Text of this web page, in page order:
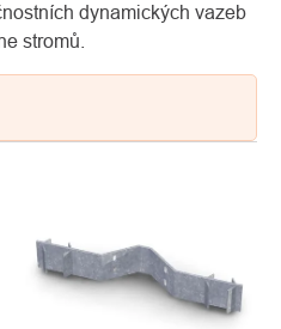
dynamických vazeb
stromů.